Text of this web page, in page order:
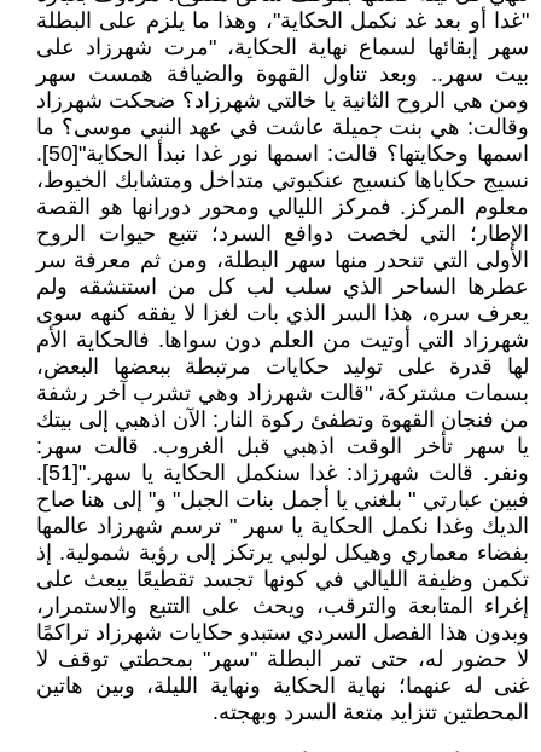
"غدا أو بعد غد نكمل الحكاية"، وهذا ما يلزم على البطلة
سهر إبقائها لسماع نهاية الحكاية، "مرت شهرزاد على
بيت سهر.. وبعد تناول القهوة والضيافة همست سهر
ومن هي الروح الثانية يا خالتي شهرزاد؟ ضحكت شهرزاد
وقالت: هي بنت جميلة عاشت في عهد النبي موسى؟ ما
اسمها وحكايتها؟ قالت: اسمها نور غدا نبدأ الحكاية"[50].
نسيج حكاياها كنسيج عنكبوتي متداخل ومتشابك الخيوط،
معلوم المركز. فمركز الليالي ومحور دورانها هو القصة
الإطار؛ التي لخصت دوافع السرد؛ تتبع حيوات الروح
الأولى التي تنحدر منها سهر البطلة، ومن ثم معرفة سر
عطرها الساحر الذي سلب لب كل من استنشقه ولم
يعرف سره، هذا السر الذي بات لغزا لا يفقه كنهه سوى
شهرزاد التي أوتيت من العلم دون سواها. فالحكاية الأم
لها قدرة على توليد حكايات مرتبطة ببعضها البعض،
بسمات مشتركة، "قالت شهرزاد وهي تشرب آخر رشفة
من فنجان القهوة وتطفئ ركوة النار: الآن اذهبي إلى بيتك
يا سهر تأخر الوقت اذهبي قبل الغروب. قالت سهر:
ونفر. قالت شهرزاد: غدا سنكمل الحكاية يا سهر."[51].
فبين عبارتي " بلغني يا أجمل بنات الجبل" و" إلى هنا صاح
الديك وغدا نكمل الحكاية يا سهر " ترسم شهرزاد عالمها
بفضاء معماري وهيكل لولبي يرتكز إلى رؤية شمولية. إذ
تكمن وظيفة الليالي في كونها تجسد تقطيعًا يبعث على
إغراء المتابعة والترقب، ويحث على التتبع والاستمرار،
وبدون هذا الفصل السردي ستبدو حكايات شهرزاد تراكمًا
لا حضور له، حتى تمر البطلة "سهر" بمحطتي توقف لا
غنى له عنهما؛ نهاية الحكاية ونهاية الليلة، وبين هاتين
المحطتين تتزايد متعة السرد وبهجته.